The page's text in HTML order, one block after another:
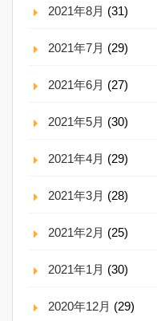
2021年8月 (31)
2021年7月 (29)
2021年6月 (27)
2021年5月 (30)
2021年4月 (29)
2021年3月 (28)
2021年2月 (25)
2021年1月 (30)
2020年12月 (29)